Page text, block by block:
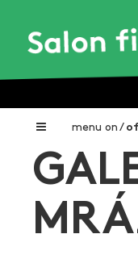
menu on /
Home
Nadační
Galerie